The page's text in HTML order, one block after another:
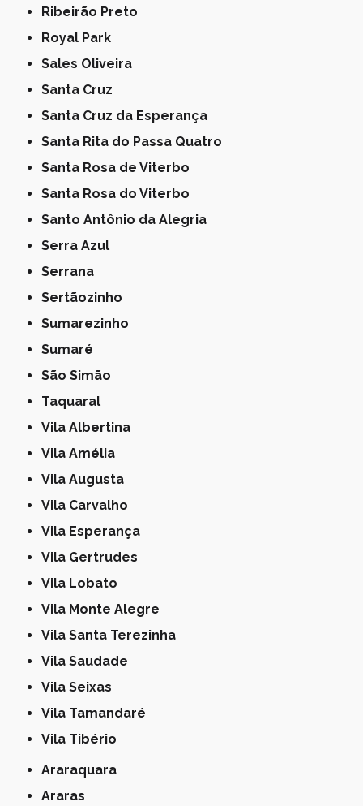
Ribeirão Preto
Royal Park
Sales Oliveira
Santa Cruz
Santa Cruz da Esperança
Santa Rita do Passa Quatro
Santa Rosa de Viterbo
Santa Rosa do Viterbo
Santo Antônio da Alegria
Serra Azul
Serrana
Sertãozinho
Sumarezinho
Sumaré
São Simão
Taquaral
Vila Albertina
Vila Amélia
Vila Augusta
Vila Carvalho
Vila Esperança
Vila Gertrudes
Vila Lobato
Vila Monte Alegre
Vila Santa Terezinha
Vila Saudade
Vila Seixas
Vila Tamandaré
Vila Tibério
Araraquara
Araras